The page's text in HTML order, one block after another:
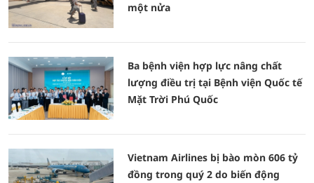
một nửa
Ba bệnh viện hợp lực nâng chất
lượng điều trị tại Bệnh viện Quốc tế
Mặt Trời Phú Quốc
Vietnam Airlines bị bào mòn 606 tỷ
đồng trong quý 2 do biến động